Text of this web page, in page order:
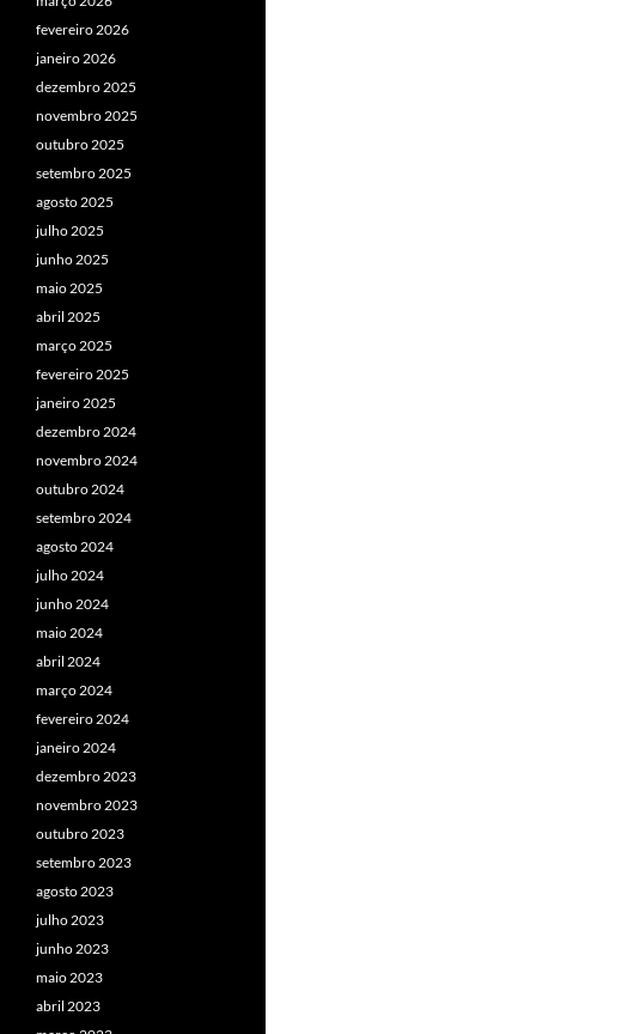
fevereiro 2026
janeiro 2026
dezembro 2025
novembro 2025
outubro 2025
setembro 2025
agosto 2025
julho 2025
junho 2025
maio 2025
abril 2025
março 2025
fevereiro 2025
janeiro 2025
dezembro 2024
novembro 2024
outubro 2024
setembro 2024
agosto 2024
julho 2024
junho 2024
maio 2024
abril 2024
março 2024
fevereiro 2024
janeiro 2024
dezembro 2023
novembro 2023
outubro 2023
setembro 2023
agosto 2023
julho 2023
junho 2023
maio 2023
abril 2023